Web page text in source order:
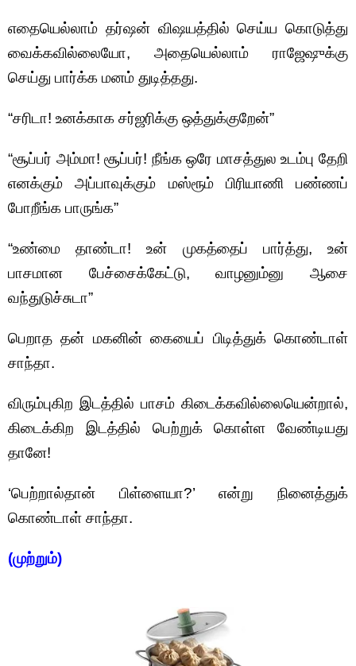
எதையெல்லாம் தர்ஷன் விஷயத்தில் செய்ய கொடுத்து
வைக்கவில்லையோ, அதையெல்லாம் ராஜேஷுக்கு
செய்து பார்க்க மனம் துடித்தது.
“சரிடா! உனக்காக சர்ஜரிக்கு ஒத்துக்குறேன்”
“சூப்பர் அம்மா! சூப்பர்! நீங்க ஒரே மாசத்துல உடம்பு தேறி
எனக்கும் அப்பாவுக்கும் மஸ்ரூம் பிரியாணி பண்ணப்
போறீங்க பாருங்க”
“உண்மை தாண்டா! உன் முகத்தைப் பார்த்து, உன்
பாசமான பேச்சைக்கேட்டு, வாழனும்னு ஆசை
வந்துடுச்சுடா”
பெறாத தன் மகனின் கையைப் பிடித்துக் கொண்டாள்
சாந்தா.
விரும்புகிற இடத்தில் பாசம் கிடைக்கவில்லையென்றால்,
கிடைக்கிற இடத்தில் பெற்றுக் கொள்ள வேண்டியது
தானே!
‘பெற்றால்தான் பிள்ளையா?’ என்று நினைத்துக்
கொண்டாள் சாந்தா.
(முற்றும்)